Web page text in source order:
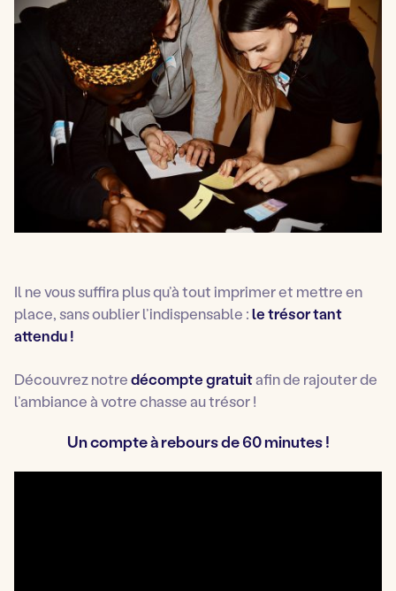
Il ne vous suffira plus qu’à tout imprimer et mettre en
place, sans oublier l’indispensable :le trésor tant
attendu !
Découvrez notredécompte gratuitafin de rajouter de
l’ambiance à votre chasse au trésor !
Un compte à rebours de 60 minutes !